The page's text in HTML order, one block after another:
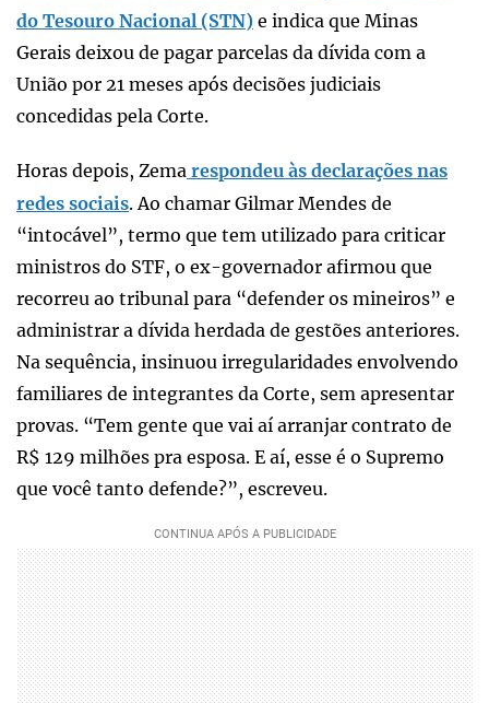
do Tesouro Nacional (STN) e indica que Minas
Gerais deixou de pagar parcelas da dívida com a
União por 21 meses após decisões judiciais
concedidas pela Corte.
Horas depois, Zema respondeu às declarações nas
redes sociais. Ao chamar Gilmar Mendes de
“intocável”, termo que tem utilizado para criticar
ministros do STF, o ex-governador afirmou que
recorreu ao tribunal para “defender os mineiros” e
administrar a dívida herdada de gestões anteriores.
Na sequência, insinuou irregularidades envolvendo
familiares de integrantes da Corte, sem apresentar
provas. “Tem gente que vai aí arranjar contrato de
R$ 129 milhões pra esposa. E aí, esse é o Supremo
que você tanto defende?”, escreveu.